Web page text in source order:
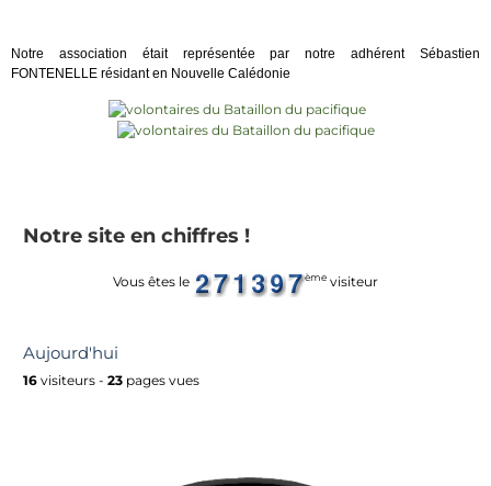
Notre association était représentée par notre adhérent Sébastien
FONTENELLE résidant en Nouvelle Calédonie
Notre site en chiffres !
Vous êtes le ème visiteur
Aujourd'hui
16 visiteurs - 23 pages vues